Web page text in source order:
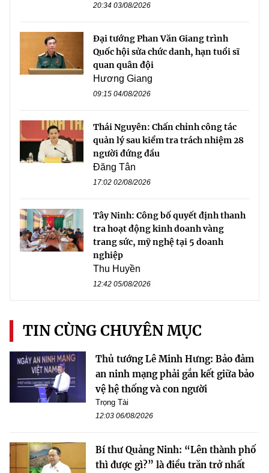
20:34 03/08/2026
Đại tướng Phan Văn Giang trình
Quốc hội sửa chức danh, hạn tuổi sĩ
quan quân đội
Hương Giang
09:15 04/08/2026
Thái Nguyên: Chấn chỉnh công tác
quản lý sau kiểm tra trách nhiệm 28
người đứng đầu
Đăng Tân
17:02 02/08/2026
Tây Ninh: Công bố quyết định thanh
tra hoạt động kinh doanh vàng
trang sức, mỹ nghệ tại 5 doanh
nghiệp
Thu Huyền
12:42 05/08/2026
TIN CÙNG CHUYÊN MỤC
Thủ tướng Lê Minh Hưng: Bảo đảm
an ninh mạng phải gắn kết giữa bảo
vệ hệ thống và con người
Trọng Tài
12:03 06/08/2026
Bí thư Quảng Ninh: “Lên thành phố
thì được gì?” là điều trăn trở nhất